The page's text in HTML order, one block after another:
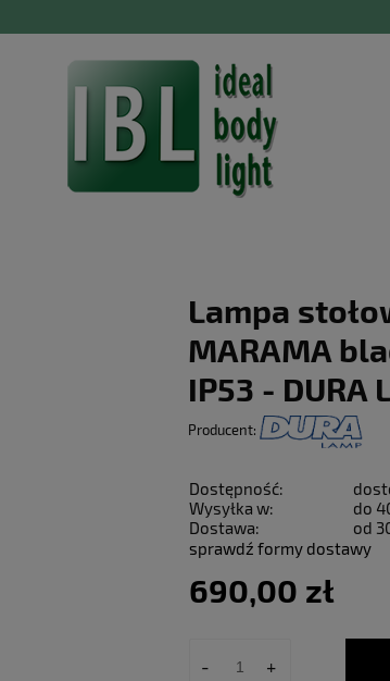
Lampa
MARAMA
IP53 - DURA
Producent:
Dostępność:
Wysyłka w:
do
Dostawa:
od
sprawdź formy dostawy
690,00 zł
- +